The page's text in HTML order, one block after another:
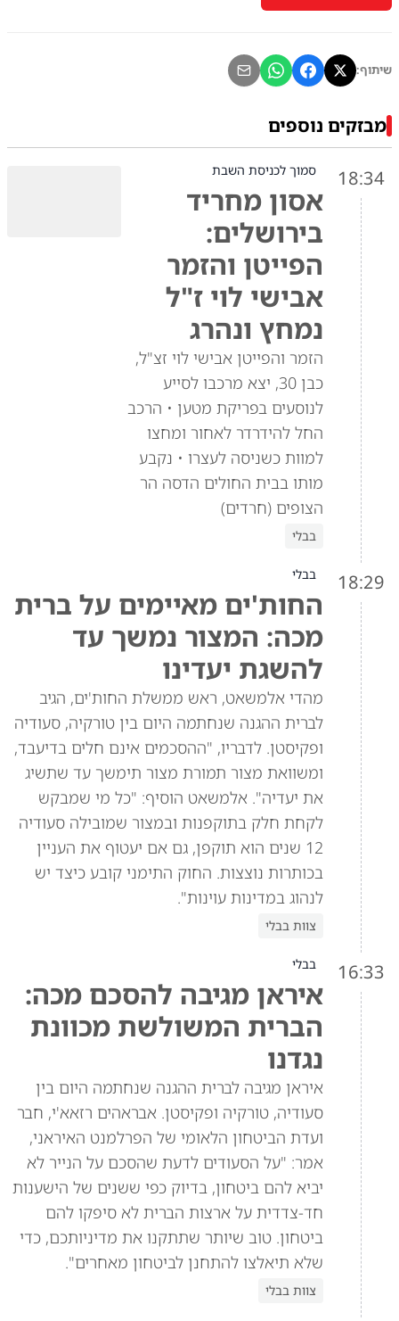
שיתוף:
מבזקים נוספים
18:34 סמוך לכניסת השבת
אסון מחריד
בירושלים:
הפייטן והזמר
אבישי לוי ז"ל
נמחץ ונהרג
הזמר והפייטן אבישי לוי זצ"ל,
כבן 30, יצא מרכבו לסייע
לנוסעים בפריקת מטען • הרכב
החל להידרדר לאחור ומחצו
למוות כשניסה לעצרו • נקבע
מותו בבית החולים הדסה הר
הצופים (חרדים)
בבלי
18:29 בבלי
החות'ים מאיימים על ברית
מכה: המצור נמשך עד
להשגת יעדינו
מהדי אלמשאט, ראש ממשלת החות'ים, הגיב
לברית ההגנה שנחתמה היום בין טורקיה, סעודיה
ופקיסטן. לדבריו, "ההסכמים אינם חלים בדיעבד,
ומשוואת מצור תמורת מצור תימשך עד שתשיג
את יעדיה". אלמשאט הוסיף: "כל מי שמבקש
לקחת חלק בתוקפנות ובמצור שמובילה סעודיה
12 שנים הוא תוקפן, גם אם יעטוף את העניין
בכותרות נוצצות. החוק התימני קובע כיצד יש
לנהוג במדינות עוינות".
צוות בבלי
16:33 בבלי
איראן מגיבה להסכם מכה:
הברית המשולשת מכוונת
נגדנו
איראן מגיבה לברית ההגנה שנחתמה היום בין
סעודיה, טורקיה ופקיסטן. אבראהים רזאא'י, חבר
ועדת הביטחון הלאומי של הפרלמנט האיראני,
אמר: "על הסעודים לדעת שהסכם על הנייר לא
יביא להם ביטחון, בדיוק כפי ששנים של הישענות
חד-צדדית על ארצות הברית לא סיפקו להם
ביטחון. טוב שיותר שתתקנו את מדיניותכם, כדי
שלא תיאלצו להתחנן לביטחון מאחרים".
צוות בבלי